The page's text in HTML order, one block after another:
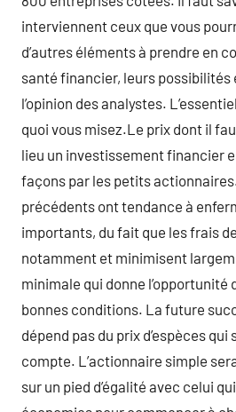
interviennent ceux que vous
d’autres éléments à prendre en
santé financier, leurs possibilités
l’opinion des analystes.
quoi vous misez.Le prix dont il
lieu un investissement financier
façons par les petits
précédents ont tendance à
importants, du fait que les frais
notamment et minimisent
minimale qui donne l’opportunité
bonnes conditions. La future
dépend pas du prix d’espèces qui
compte. L’actionnaire simple
sur un pied d’égalité avec celui